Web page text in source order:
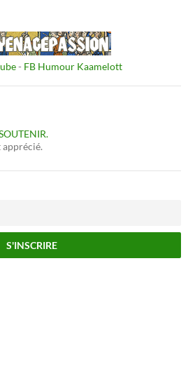
- FB Humour Kaamelott
apprécié.